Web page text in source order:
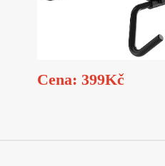
Cena: 399Kč